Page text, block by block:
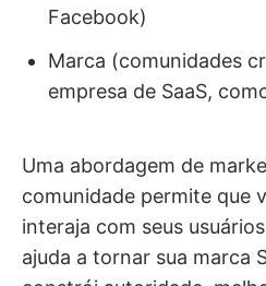
Facebook)
Marca (comunidades
empresa de SaaS,
Uma abordagem de
comunidade permite que
interaja com seus
ajuda a tornar sua marca